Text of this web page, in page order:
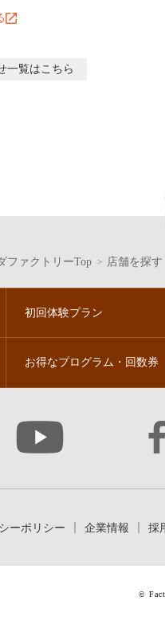
一覧はこちら
ファクトリーTop 店舗を探す
初回体験プラン
お得なプログラム・ 回数券
ーポリシー 企業情報 採
©